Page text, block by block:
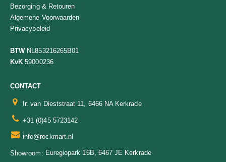
Bezorging & Retouren
Algemene Voorwaarden
Privacybeleid
BTWNL853216265B01
KvK 59000236
CONTACT
Ir. van Dieststraat 11, 6466 NA Kerkrade
+31 (0)45 5723142
info@rockmart.nl
Showroom: Euregiopark 16B, 6467 JE Kerkrade